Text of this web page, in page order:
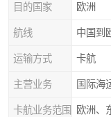
目的国家 欧洲
航线 中国到
运输方式 卡航
主营业务 国际海
卡航业务范围 欧洲、